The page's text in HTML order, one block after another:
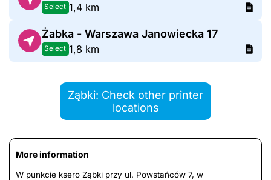
Select 1,4 km
Żabka - Warszawa Janowiecka 17
Select 1,8 km
Ząbki: Check other printer
locations
More information
W punkcie ksero Ząbki przy ul. Powstańców 7, w